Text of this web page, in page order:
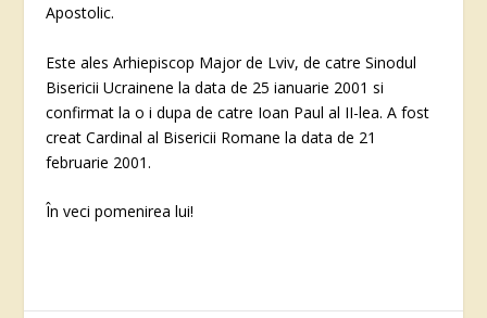
Apostolic.
Este ales Arhiepiscop Major de Lviv, de catre Sinodul
Bisericii Ucrainene la data de 25 ianuarie 2001 si
confirmat la o i dupa de catre Ioan Paul al II-lea. A fost
creat Cardinal al Bisericii Romane la data de 21
februarie 2001.
În veci pomenirea lui!